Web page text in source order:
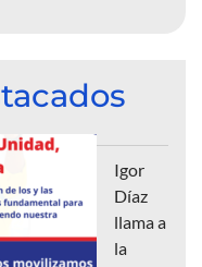
Igor
Díaz
llama a
la